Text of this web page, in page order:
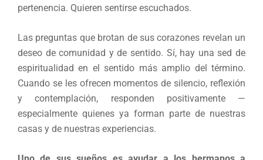
pertenencia. Quieren sentirse escuchados.
Las preguntas que brotan de sus corazones revelan un
deseo de comunidad y de sentido. Sí, hay una sed de
espiritualidad en el sentido más amplio del término.
Cuando se les ofrecen momentos de silencio, reflexión
y contemplación, responden positivamente —
especialmente quienes ya forman parte de nuestras
casas y de nuestras experiencias.